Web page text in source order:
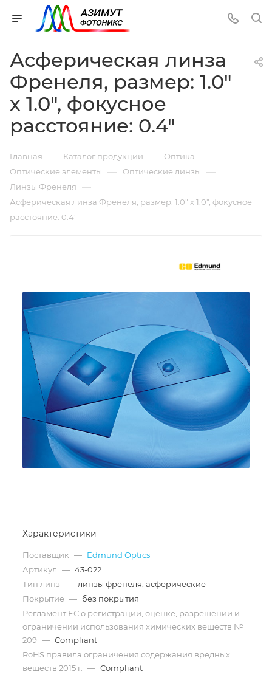
Асферическая линза
Френеля, размер: 1.0"
x 1.0", фокусное
расстояние: 0.4"
Главная — Каталог продукции — Оптика —
Оптические элементы — Оптические линзы —
Линзы Френеля —
Асферическая линза Френеля, размер: 1.0" x 1.0", фокусное
расстояние: 0.4"
Характеристики
Поставщик — Edmund Optics
Артикул — 43-022
Тип линз — линзы френеля, асферические
Покрытие — без покрытия
Регламент ЕС о регистрации, оценке, разрешении и
ограничении использования химических веществ №
209 — Compliant
RoHS правила ограничения содержания вредных
веществ 2015 г.
— Compliant